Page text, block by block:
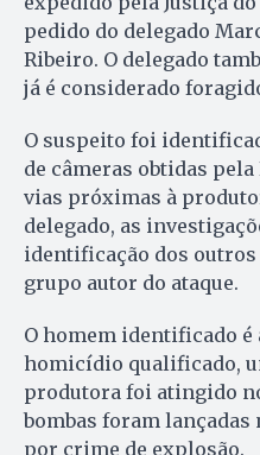
pedido do delegado
Ribeiro. O delegado
já é considerado
O suspeito foi
de câmeras obtidas
vias próximas à
delegado, as
identificação dos
grupo autor do ataque.
O homem identificado é
homicídio qualificado,
produtora foi atingido
bombas foram lançadas
por crime de explosão.